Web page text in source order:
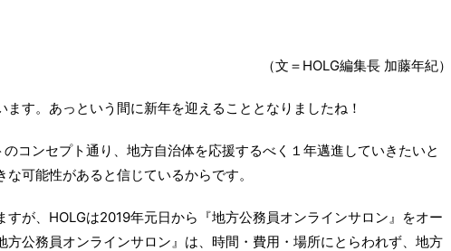
（文＝HOLG編集長 加藤年紀）
す。あっという間に新年を迎えることとなりましたね！
コンセプト通り、地方自治体を応援するべく１年邁進していきたいと
可能性があると信じているからです。
が、HOLGは2019年元日から『地方公務員オンラインサロン』をオー
方公務員オンラインサロン』は、時間・費用・場所にとらわれず、地方